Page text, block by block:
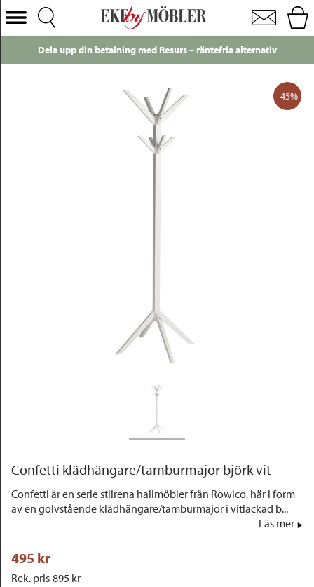
Confetti klädhängare/tamburmajor björk vit
Välj Kategori
SofforDela upp din betalning med Resurs – räntefria alternativ
-45%
Confetti klädhängare/tamburmajor björk vit
Confetti är en serie stilrena hallmöbler från Rowico, här i form
av en golvstående klädhängare/tamburmajor i vitlackad b...
Läs mer
495 kr
Rek. pris 895 kr